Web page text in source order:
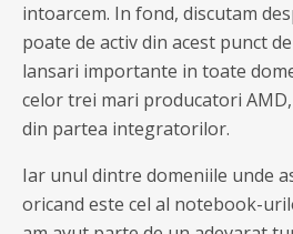
intoarcem. In fond, discutam
poate de activ din acest punct
lansari importante in toate
celor trei mari producatori
din partea integratorilor.
Iar unul dintre domeniile unde
oricand este cel al notebook-